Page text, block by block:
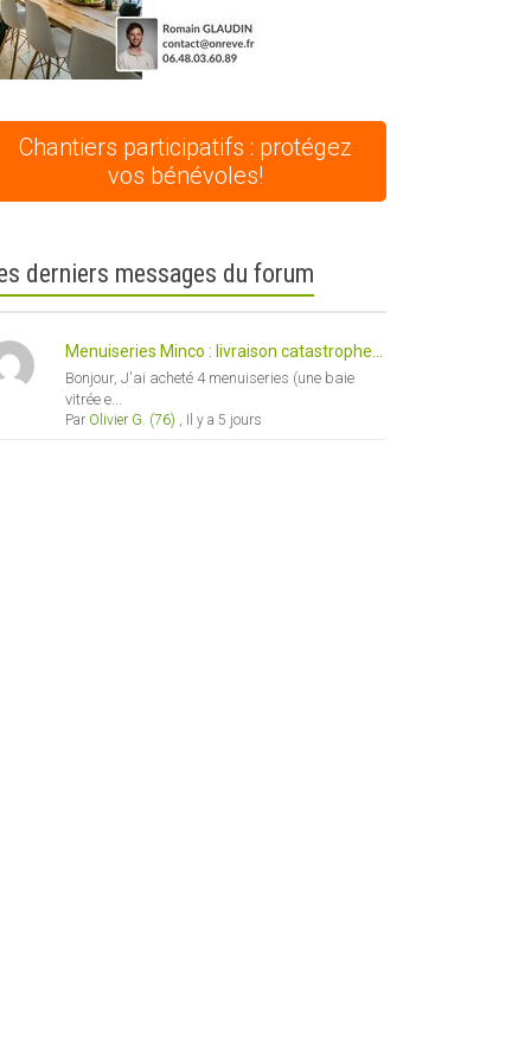
Chantiers participatifs : protégez
vos bénévoles!
derniers messages du forum
Menuiseries Minco : livraison catastrophe...
Bonjour, J'ai acheté 4 menuiseries (une baie
vitrée e...
Par Olivier G. (76) Il y a 5 jours